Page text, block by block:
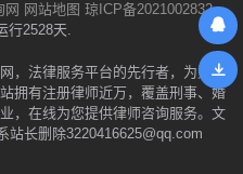
网 网站地图 琼ICP备2021002832
行2528天.
，法律服务平台的先行者，为数千
拥有注册律师近万，覆盖刑事、婚
，在线为您提供律师咨询服务。文
站长删除3220416625@qq.com